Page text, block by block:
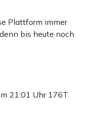
Plattform immer
bis heute noch
21:01 Uhr 176T